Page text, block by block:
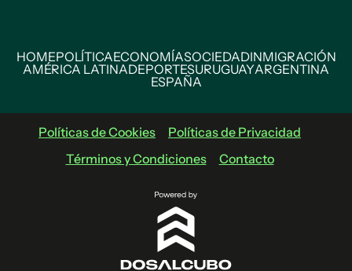
HOMEPOLÍTICAECONOMÍASOCIEDADINMIGRACIÓN
AMÉRICA LATINADEPORTESURUGUAYARGENTINA
ESPAÑA
Políticas de Cookies
Políticas de Privacidad
Términos y Condiciones
Contacto